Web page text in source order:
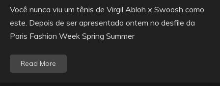
Você nunca viu um tênis de Virgil Abloh x Swoosh como
este. Depois de ser apresentado ontem no desfile da
Paris Fashion Week Spring Summer
Read More